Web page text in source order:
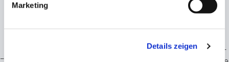
Marketing
Details zeigen
HTTP-